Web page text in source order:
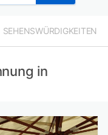
SEHENSWÜRDIGKEITEN
in